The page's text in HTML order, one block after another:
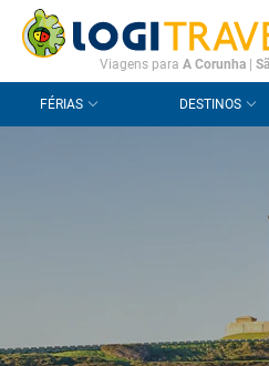
CONTACTO PERGUNTAS
Viagens para A Corunha
FÉRIAS DESTINOS